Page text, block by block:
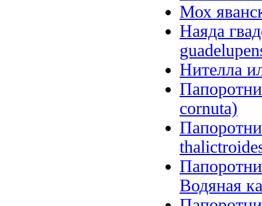
Мох
Наяда
Нителла
cornuta)
Водяная